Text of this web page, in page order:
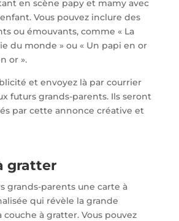
en scène papy et mamy avec
Vous pouvez inclure des
ou émouvants, comme « La
du monde » ou « Un papi en or
or ».
et envoyez là par courrier
futurs grands-parents. Ils seront
par cette annonce créative et
gratter
grands-parents une carte à
qui révèle la grande
couche à gratter. Vous pouvez